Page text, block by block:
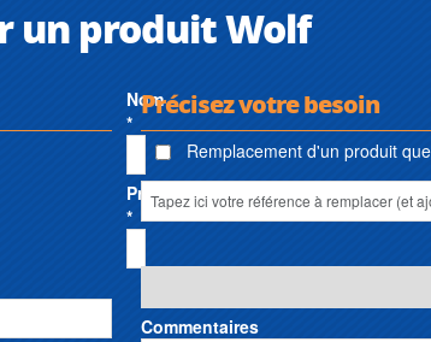
un produit Wolf
Nom
*
Prénom
*
Précisez votre besoin
Remplacement d'un produit
Commentaires